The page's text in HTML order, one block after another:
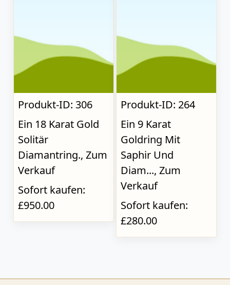
Produkt-ID: 306
Ein 18 Karat Gold
Solitär
Diamantring., Zum
Verkauf
Sofort kaufen:
£950.00
Produkt-ID: 264
Ein 9 Karat
Goldring Mit
Saphir Und
Diam..., Zum
Verkauf
Sofort kaufen:
£280.00